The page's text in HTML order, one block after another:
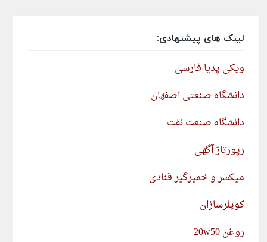
لینک های پیشنهادی:
ویکی پدیا فارسی
دانشگاه صنعتی اصفهان
دانشگاه صنعت نفت
رپورتاژ آگهی
میکسر و خمیرگیر قنادی
کوپلرسازان
روغن 20w50